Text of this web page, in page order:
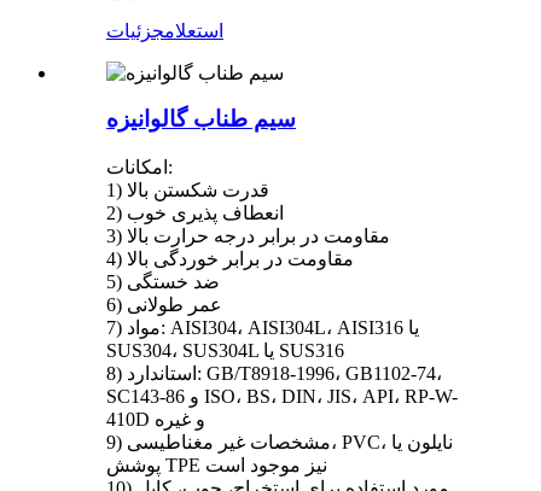
استعلامجزئیات
سیم طناب گالوانیزه
امکانات:
1) قدرت شکستن بالا
2) انعطاف پذیری خوب
3) مقاومت در برابر درجه حرارت بالا
4) مقاومت در برابر خوردگی بالا
5) ضد خستگی
6) عمر طولانی
7) مواد: AISI304، AISI304L، AISI316 یا
SUS304، SUS304L یا SUS316
8) استاندارد: GB/T8918-1996، GB1102-74،
SC143-86 و ISO، BS، DIN، JIS، API، RP-W-
410D و غیره
9) مشخصات غیر مغناطیسی، PVC، نایلون یا
پوشش TPE نیز موجود است